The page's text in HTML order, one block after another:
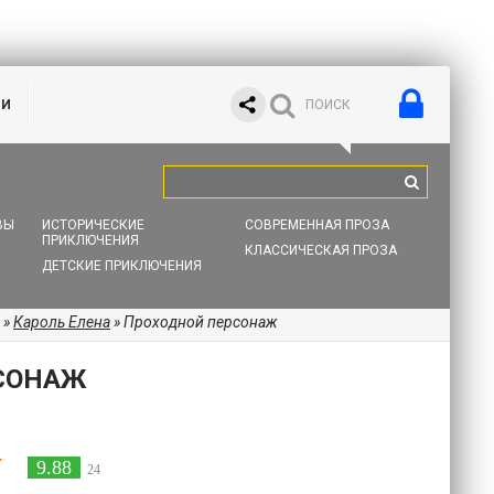
ИСТОРИЧЕСКИЕ
ПРИКЛЮЧЕНИЯ
ДЕТСКИЕ ПРИКЛЮЧЕНИЯ
СОВРЕМЕННАЯ ПРОЗА
КЛАССИЧЕСКАЯ ПРОЗА
»Кароль Елена» Проходной персонаж
9.88 24